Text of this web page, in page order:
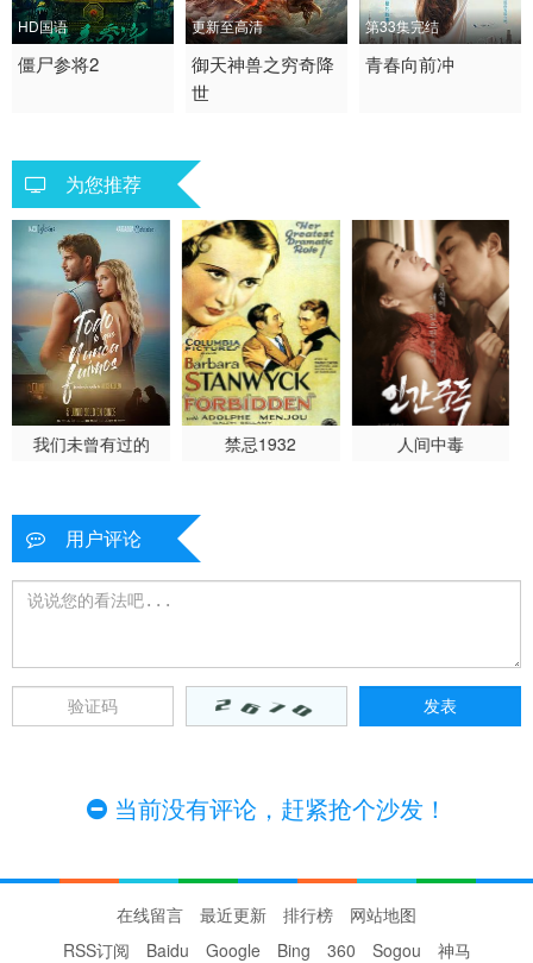
HD国语
2026 / 中国大陆 / 汉语
僵尸参将2
更新至高清
2020 / 中国大陆 / 汉语
普通话
御天神兽之穷奇降
世
第33集完结
2021 / 大陆 / 国语
青春向前冲
为您推荐
我们未曾有过的 禁忌1932 人间中毒
用户评论
当前没有评论，赶紧抢个沙发！
在线留言 最近更新 排行榜
网站地图
RSS订阅
Baidu Google Bing 360 Sogou 神马